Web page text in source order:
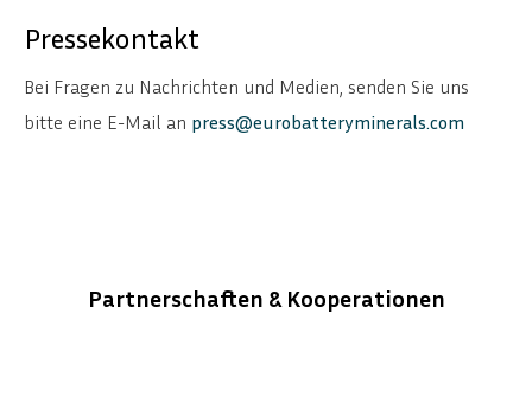
Pressekontakt
Bei Fragen zu Nachrichten und Medien, senden Sie uns
bitte eine E-Mail an press@eurobatteryminerals.com
Partnerschaften & Kooperationen